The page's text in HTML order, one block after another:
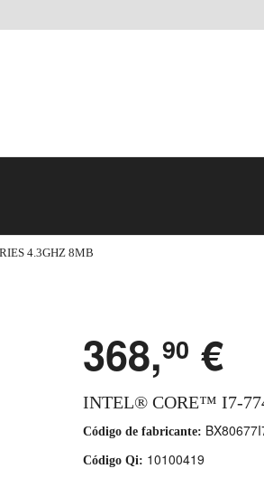
4.3GHZ 8MB
368,90 €
INTEL® CORE™ I7-
Código de fabricante:
Código Qi: 10100419